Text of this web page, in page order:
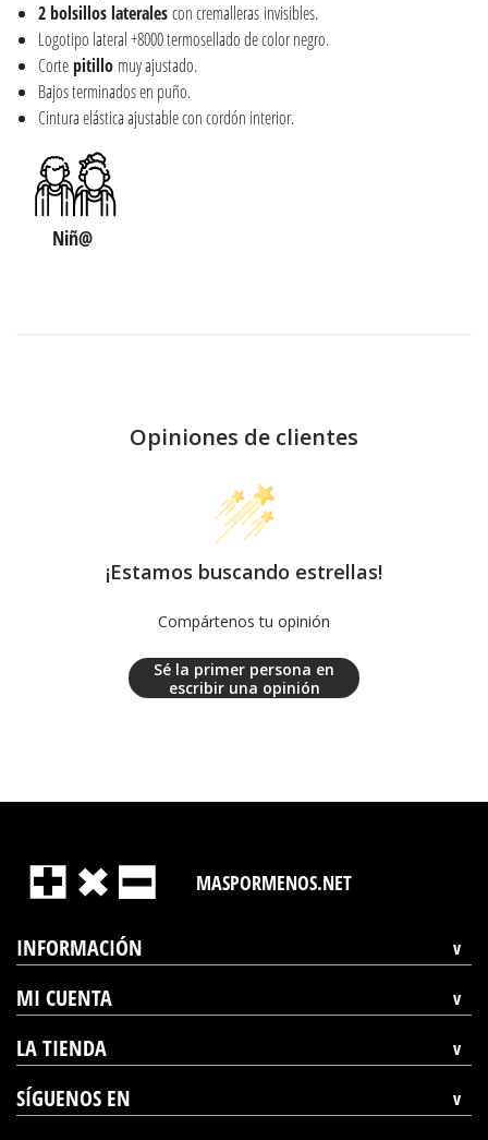
2 bolsillos lateralescon cremalleras invisibles.
Logotipo lateral +8000 termosellado de color negro.
Cortepitillo muy ajustado.
Bajos terminados en puño.
Cintura elástica ajustable con cordón interior.
Niñ@
Opiniones de clientes
¡Estamos buscando estrellas!
Compártenos tu opinión
Sé la primer persona en
escribir una opinión
MASPORMENOS.NET
INFORMACIÓN
MI CUENTA
LA TIENDA
SÍGUENOS EN